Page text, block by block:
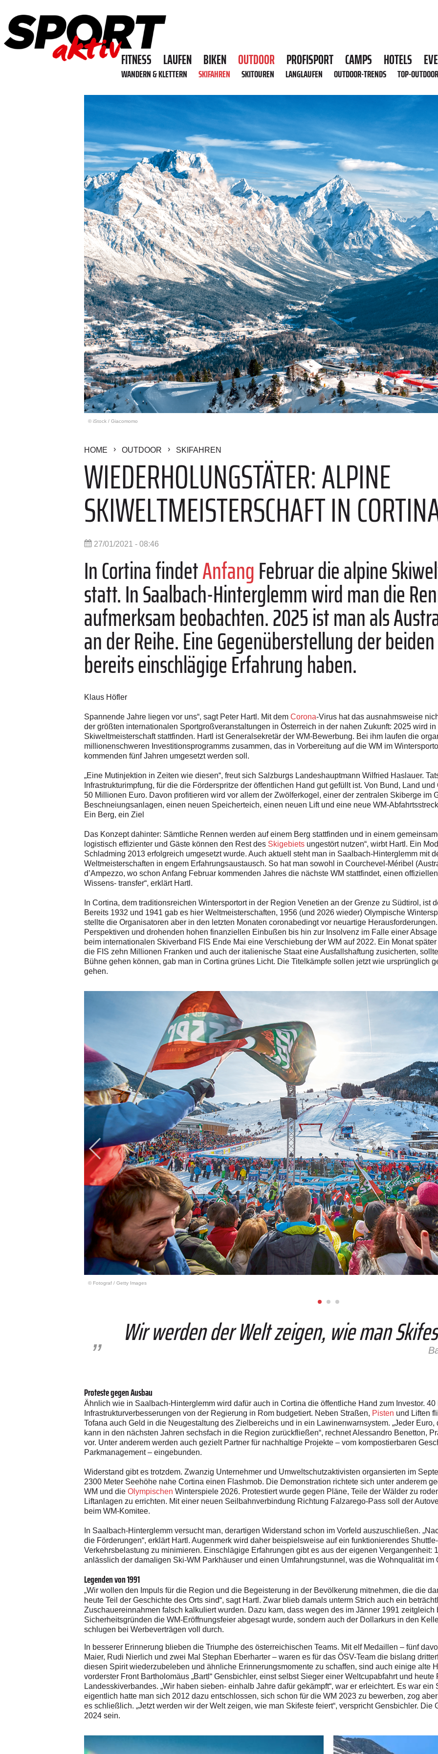
FITNESS LAUFEN BIKEN OUTDOOR PROFISPORT CAMPS HOTELS
WANDERN & KLETTERN SKIFAHREN SKITOUREN LANGLAUFEN OUTDOOR-TRENDS TOP-
© iStock / Giacomomo
HOME OUTDOOR SKIFAHREN
WIEDERHOLUNGSTÄTER: ALPINE
SKIWELTMEISTERSCHAFT IN
27/01/2021 - 08:46
In Cortina findetAnfangFebruar die alpine
statt. In Saalbach-Hinterglemm wird man die
aufmerksam beobachten. 2025 ist man als
an der Reihe. Eine Gegenüberstellung der
bereits einschlägige Erfahrung haben.
Klaus Höfler
Spannende Jahre liegen vor uns“, sagt Peter Hartl. Mit dem Corona-Virus hat das ausnahmsweise
der größten internationalen Sportgroßveranstaltungen in Österreich in der nahen Zukunft: 2025 wird
Skiweltmeisterschaft stattfinden. Hartl ist Generalsekretär der WM-Bewerbung. Bei ihm laufen die
millionenschweren Investitionsprogramms zusammen, das in Vorbereitung auf die WM im
kommenden fünf Jahren umgesetzt werden soll.
„Eine Mutinjektion in Zeiten wie diesen“, freut sich Salzburgs Landeshauptmann Wilfried Haslauer.
Infrastrukturimpfung, für die die Förderspritze der öffentlichen Hand gut gefüllt ist. Von Bund, Land
50 Millionen Euro. Davon profitieren wird vor allem der Zwölferkogel, einer der zentralen Skiberge im
Beschneiungsanlagen, einen neuen Speicherteich, einen neuen Lift und eine neue WM-
Ein Berg, ein Ziel
Das Konzept dahinter: Sämtliche Rennen werden auf einem Berg stattfinden und in einem
logistisch effizienter und Gäste können den Rest des Skigebiets ungestört nutzen“, wirbt Hartl. Ein
Schladming 2013 erfolgreich umgesetzt wurde. Auch aktuell steht man in Saalbach-Hinterglemm mit
Weltmeisterschaften in engem Erfahrungsaustausch. So hat man sowohl in Courchevel-Méribel
d’Ampezzo, wo schon Anfang Februar kommenden Jahres die nächste WM stattfindet, einen
Wissens- transfer“, erklärt Hartl.
In Cortina, dem traditionsreichen Wintersportort in der Region Venetien an der Grenze zu Südtirol, ist
Bereits 1932 und 1941 gab es hier Weltmeisterschaften, 1956 (und 2026 wieder) Olympische
stellte die Organisatoren aber in den letzten Monaten coronabedingt vor neuartige
Perspektiven und drohenden hohen finanziellen Einbußen bis hin zur Insolvenz im Falle einer
beim internationalen Skiverband FIS Ende Mai eine Verschiebung der WM auf 2022. Ein Monat
die FIS zehn Millionen Franken und auch der italienische Staat eine Ausfallshaftung zusicherten,
Bühne gehen können, gab man in Cortina grünes Licht. Die Titelkämpfe sollen jetzt wie ursprünglich
gehen.
© Fotograf / Getty Images
Wir werden der Welt zeigen, wie man
Proteste gegen Ausbau
Ähnlich wie in Saalbach-Hinterglemm wird dafür auch in Cortina die öffentliche­­ Hand zum Investor.
Infrastrukturverbesserungen von der Regierung in Rom budgetiert. Neben Straßen, Pisten und Liften
Tofana auch Geld in die Neugestaltung des Zielbereichs und in ein Lawinenwarnsystem. „Jeder Euro,
kann in den nächsten Jahren sechsfach in die Region zurückfließen“, rechnet Alessandro Benetton,
vor. Unter anderem werden auch gezielt Partner für nachhaltige Projekte – vom kompostierbaren
Parkmanagement – eingebunden.
Widerstand gibt es trotzdem. Zwanzig Unternehmer und Umweltschutzaktivisten organsierten im
2300 Meter Seehöhe nahe Cortina einen Flashmob. Die Demonstration richtete sich unter anderem
WM und die Olympischen Winterspiele 2026. Protestiert wurde gegen Pläne, Teile der Wälder zu
Liftanlagen zu errichten. Mit einer neuen Seilbahnverbindung Richtung Falzarego-Pass soll der
beim WM-Komitee.
In Saalbach-Hinterglemm versucht man, derartigen Widerstand schon im Vorfeld auszuschließen.
die Förderungen“, erklärt Hartl. Augenmerk wird daher beispielsweise auf ein funktionierendes
Verkehrsbelastung zu minimieren. Einschlägige Erfahrungen gibt es aus der eigenen Vergangenheit:
anlässlich der damaligen Ski-WM Parkhäuser und einen Umfahrungstunnel, was die Wohnqualität im
Legenden von 1991
„Wir wollen den Impuls für die Region und die Begeisterung in der Bevölkerung mitnehmen, die die
heute Teil der ­Geschichte des Orts sind“, sagt Hartl. Zwar blieb damals unterm Strich auch ein
Zuschauereinnahmen falsch kalkuliert wurden. Dazu kam, dass wegen des im Jänner 1991
Sicherheitsgründen die WM-Eröffnungsfeier abgesagt wurde, sondern auch der Dollarkurs in den
schlugen bei Werbeverträgen voll durch.
In besserer Erinnerung blieben die Triumphe des österreichischen Teams. Mit elf Medaillen – fünf
Maier, Rudi Nierlich und zwei Mal Stephan Eberharter – waren es für das ÖSV-Team die bislang
diesen Spirit wiederzubeleben und ähnliche Erinnerungsmomente zu schaffen, sind auch einige alte
vorderster Front Bartholomäus „Bartl“ Gensbichler, einst selbst Sieger einer Weltcupabfahrt und
Landesskiverbandes. „Wir haben sieben- einhalb Jahre dafür gekämpft“, war er erleichtert. Es war
eigentlich hatte man sich 2012 dazu entschlossen, sich schon für die WM 2023 zu bewerben, zog
es schließlich. „Jetzt werden wir der Welt zeigen, wie man Skifeste feiert“, verspricht Gensbichler.
2024 sein.